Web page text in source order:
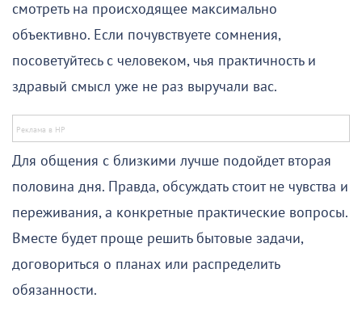
смотреть на происходящее максимально
объективно. Если почувствуете сомнения,
посоветуйтесь с человеком, чья практичность и
здравый смысл уже не раз выручали вас.
Для общения с близкими лучше подойдет вторая
половина дня. Правда, обсуждать стоит не чувства и
переживания, а конкретные практические вопросы.
Вместе будет проще решить бытовые задачи,
договориться о планах или распределить
обязанности.